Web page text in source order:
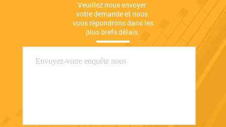
Veuillez nous envoyer
votre demande et nous
vous répondrons dans les
plus brefs délais.